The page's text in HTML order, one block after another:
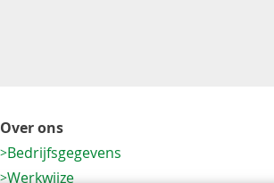
Over ons
Bedrijfsgegevens
Werkwijze